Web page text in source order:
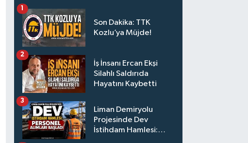
Son Dakika: TTK
Kozlu’ya Müjde!
1
İş İnsanı Ercan Ekşi
Silahlı Saldırıda
Hayatını Kaybetti
2
Liman Demiryolu
Projesinde Dev
İstihdam Hamlesi:
3